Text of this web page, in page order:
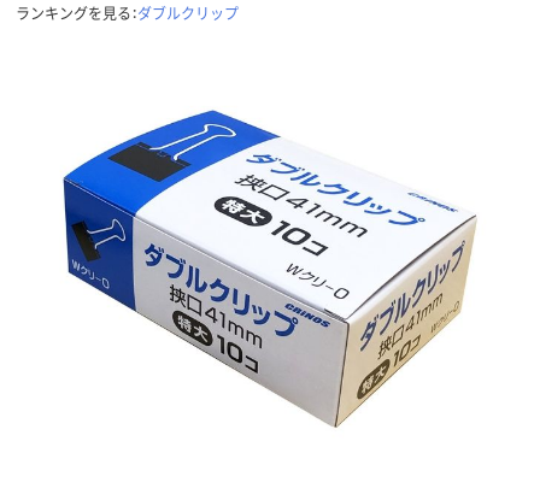
ランキングを見る：ダブルクリップ